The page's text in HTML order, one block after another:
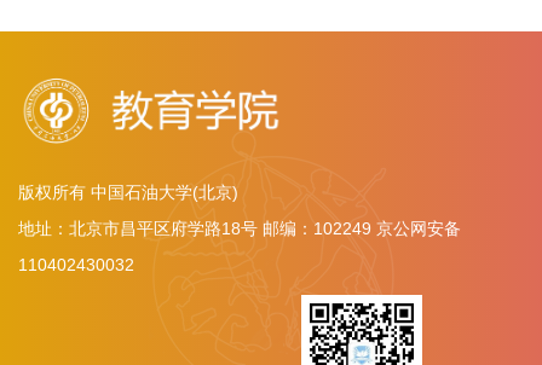
版权所有 中国石油大学(北京)
地址：北京市昌平区府学路18号 邮编：102249 京公网安备
110402430032